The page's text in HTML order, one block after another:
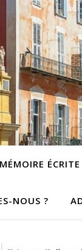
ÉCRITE
NOUS ?